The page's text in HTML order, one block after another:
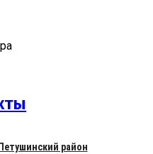
Петушинский район